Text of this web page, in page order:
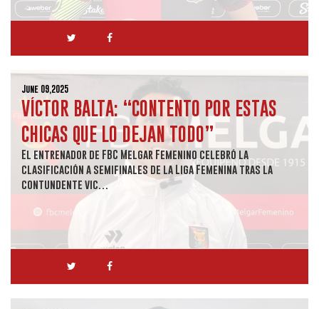
June 09,2025
VÍCTOR BALTA: “CONTENTO POR ESTAS
CHICAS QUE LO DEJAN TODO”
El entrenador de FBC Melgar Femenino celebró la
clasificación a semifinales de la Liga Femenina tras la
contundente vic…